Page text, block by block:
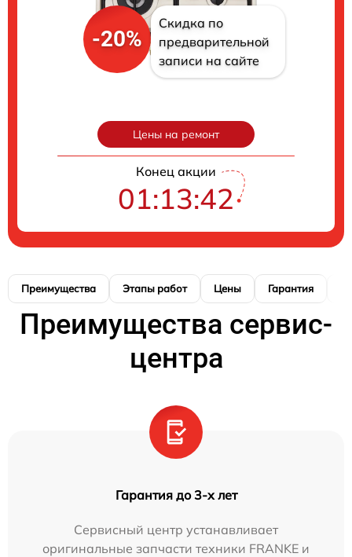
-20%
Скидка по
предварительной
записи на сайте
Цены на ремонт
Конец акции
01:13:41
Преимущества Этапы работ Цены Гарантия
Преимущества сервис-
центра
Гарантия до 3-х лет
Сервисный центр устанавливает
оригинальные запчасти техники FRANKE и